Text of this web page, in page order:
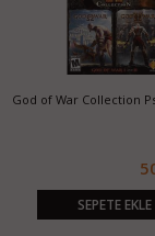
God of War Collection
SEPETE EKLE